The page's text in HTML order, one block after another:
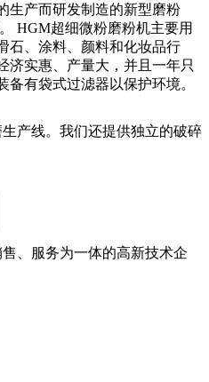
生产而研发制造的新型磨粉
HGM超细微粉磨粉机主要用
石、涂料、颜料和化妆品行
济实惠、产量大，并且一年只
备有袋式过滤器以保护环境。
产线。我们还提供独立的破碎
、服务为一体的高新技术企